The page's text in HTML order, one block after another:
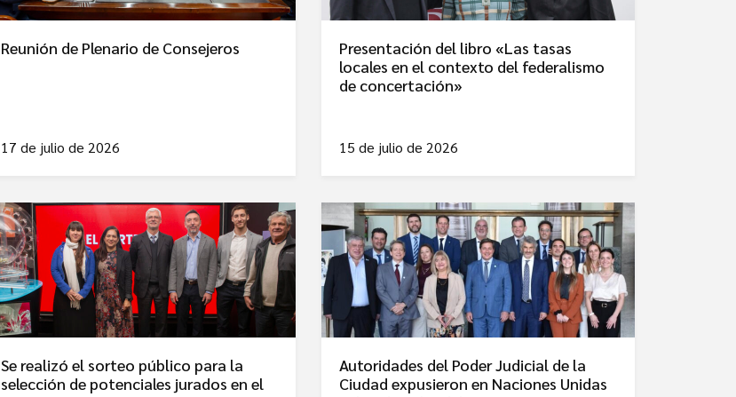
Reunión de Plenario de Consejeros
17 de julio de 2026
Presentación del libro «Las tasas
locales en el contexto del federalismo
de concertación»
15 de julio de 2026
Se realizó el sorteo público para la
selección de potenciales jurados en el
Autoridades del Poder Judicial de la
Ciudad expusieron en Naciones Unidas